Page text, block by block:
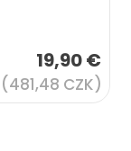
19,90 €
(481,48 CZK)